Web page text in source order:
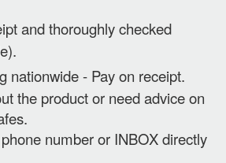
and thoroughly checked
nationwide - Pay on receipt.
the product or need advice on
number or INBOX directly